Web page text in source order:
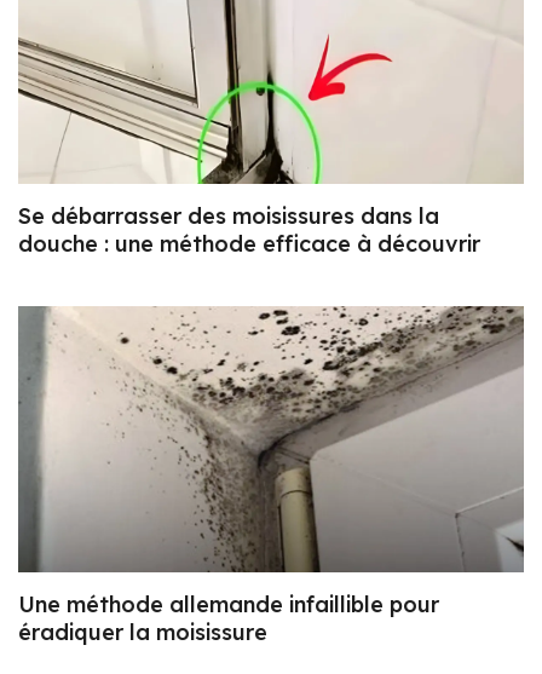
Se débarrasser des moisissures dans la
douche : une méthode efficace à découvrir
Une méthode allemande infaillible pour
éradiquer la moisissure